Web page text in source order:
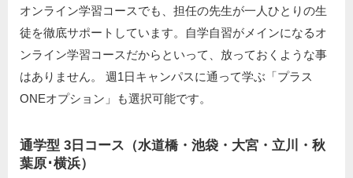
オンライン学習コースでも、担任の先生が一人ひとりの生
徒を徹底サポートしています。自学自習がメインになるオ
ンライン学習コースだからといって、放っておくような事
はありません。 週1日キャンパスに通って学ぶ「プラス
ONEオプション」も選択可能です。
通学型 3日コース（水道橋・池袋・大宮・立川・秋
葉原･横浜）